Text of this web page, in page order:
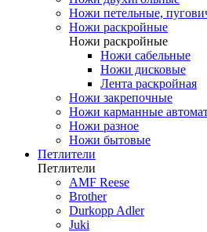
Ножи петельные,
Ножи раскройные
Ножи раскройные
Ножи сабельные
Ножи дисковые
Лента раскройная
Ножи закрепочные
Ножи карманные
Ножи разное
Ножи бытовые
Петлители
Петлители
AMF Reese
Brother
Durkopp Adler
Juki